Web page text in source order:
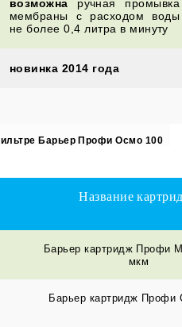
возможна ручная промывка
мембраны с расходом воды
не более 0,4 литра в минуту
новинка 2014 года
Барьер Профи Осмо 100
Название
Барьер картридж Профи
мкм
Барьер картридж Профи